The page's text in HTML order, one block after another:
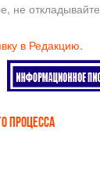
не откладывайте
в Редакцию.
ПРОЦЕССА